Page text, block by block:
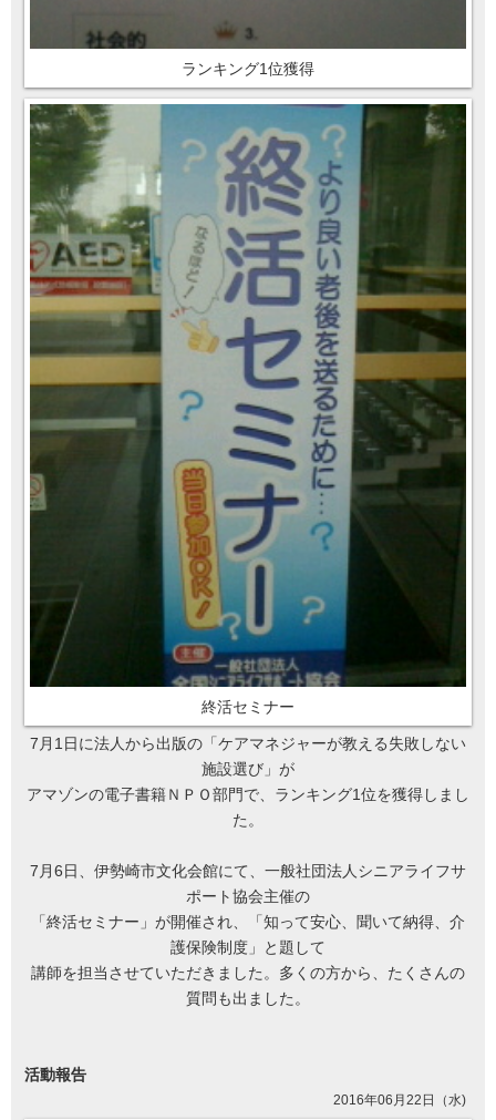
ランキング1位獲得
終活セミナー
7月1日に法人から出版の「ケアマネジャーが教える失敗しない
施設選び」が
アマゾンの電子書籍ＮＰＯ部門で、ランキング1位を獲得しまし
た。
7月6日、伊勢崎市文化会館にて、一般社団法人シニアライフサ
ポート協会主催の
「終活セミナー」が開催され、「知って安心、聞いて納得、介
護保険制度」と題して
講師を担当させていただきました。多くの方から、たくさんの
質問も出ました。
活動報告
2016年06月22日（水)